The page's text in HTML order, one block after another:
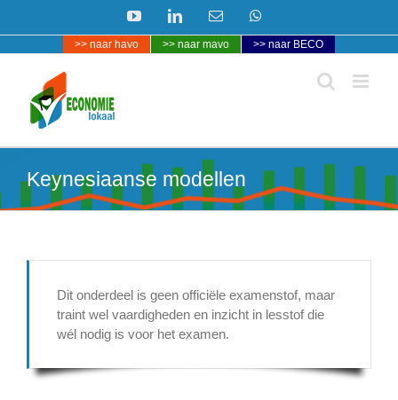
YouTubeLinkedInE-
>> naar havo >> naar mavo >> naar BECO
Keynesiaanse modellen
Dit onderdeel is geen officiële examenstof, maar
traint wel vaardigheden en inzicht in lesstof die
wél nodig is voor het examen.